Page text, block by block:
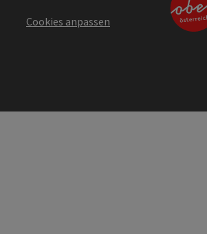
Cookies anpassen